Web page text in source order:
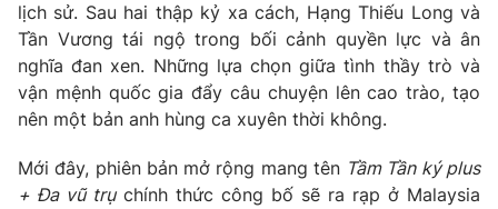
Cơ quan chủ quản:
Đài Truyền hình Việt Nam
Cơ quan báo chí:
Thời báo VTV
Giấy phép hoạt động báo in và báo điện tử số 483/GP-BTTTT
cấp ngày 29/12/2023
Phó Tổng Biên tập:Nguyễn Thị Mỹ Hạnh, Phạm Quốc Thắng,
Nguyễn Trọng Ninh
lịch sử. Sau hai thập kỷ xa cách, Hạng Thiếu Long và
Tần Vương tái ngộ trong bối cảnh quyền lực và ân
nghĩa đan xen. Những lựa chọn giữa tình thầy trò và
vận mệnh quốc gia đẩy câu chuyện lên cao trào, tạo
nên một bản anh hùng ca xuyên thời không.
Mới đây, phiên bản mở rộng mang tên Tầm Tần ký plus
+ Đa vũ trụchính thức công bố sẽ ra rạp ở Malaysia